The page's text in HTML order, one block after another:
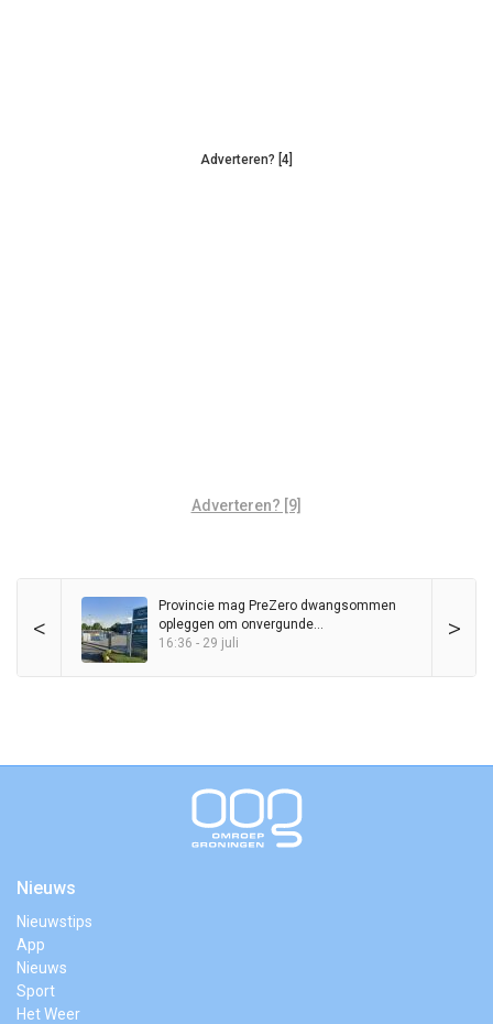
Adverteren? [4]
Adverteren? [9]
< >
Provincie mag PreZero dwangsommen
opleggen om onvergunde
sorteerinstallatie
16:36 - 29 juli
Nieuws
Nieuwstips
App
Nieuws
Sport
Het Weer